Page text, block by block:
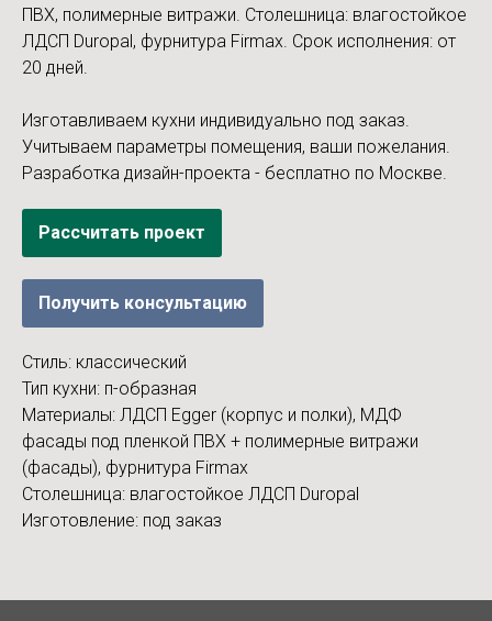
ПВХ, полимерные витражи. Столешница: влагостойкое
ЛДСП Duropal, фурнитура Firmax. Срок исполнения: от
20 дней.
Изготавливаем кухни индивидуально под заказ.
Учитываем параметры помещения, ваши пожелания.
Разработка дизайн-проекта - бесплатно по Москве.
Рассчитать проект
Получить консультацию
Стиль: классический
Тип кухни: п-образная
Материалы: ЛДСП Egger (корпус и полки), МДФ
фасады под пленкой ПВХ + полимерные витражи
(фасады), фурнитура Firmax
Столешница: влагостойкое ЛДСП Duropal
Изготовление: под заказ